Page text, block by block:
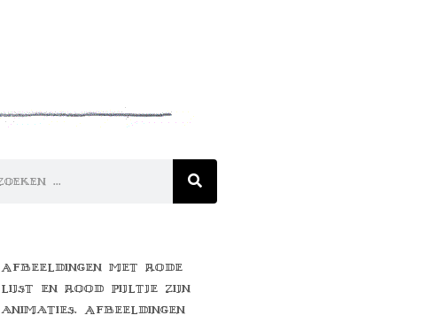
Afbeeldingen met rode
lijst en rood pijltje zijn
animaties. Afbeeldingen